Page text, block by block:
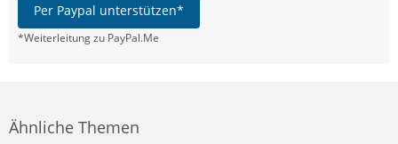
Per Paypal unterstützen*
*Weiterleitung zu PayPal.Me
Ähnliche Themen